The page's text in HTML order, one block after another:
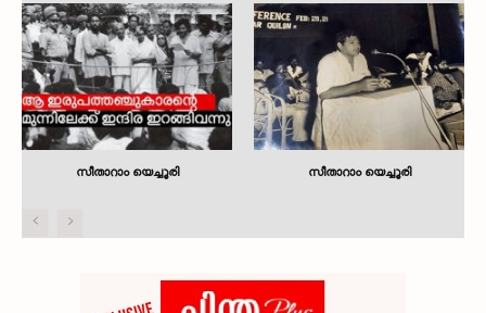
സീതാറാം യെച്ചൂരി സീതാറാം യെച്ചൂരി